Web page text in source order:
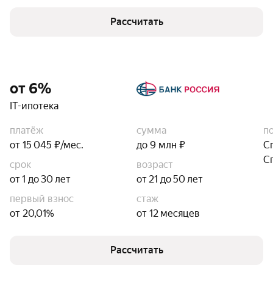
Рассчитать
от 6%
IT-ипотека
платёж
от 15 045 ₽/мес.
сумма
до 9 млн ₽
срок
от 1 до 30 лет
возраст
от 21 до 50 лет
первый взнос
от 20,01%
стаж
от 12 месяцев
Рассчитать